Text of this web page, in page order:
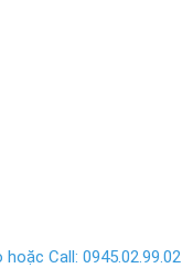
Call: